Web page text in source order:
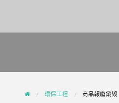
環保工程 商品報廢銷毀